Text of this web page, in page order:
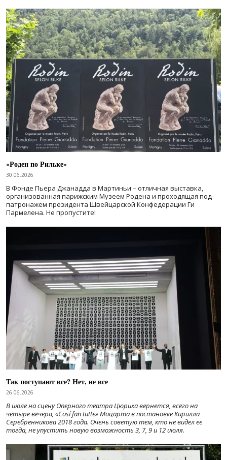
«Роден по Рильке»
30.06.2026
В Фонде Пьера Джанадда в Мартиньи – отличная выставка,
организованная парижским Музеем Родена и проходящая под
патронажем президента Швейцарской Конфедерации Ги
Пармелена. Не пропустите!
Так поступают все? Нет, не все
26.06.2026
В июле на сцену Оперного театра Цюриха вернется, всего на
четыре вечера, «Cosí fan tutte» Моцарта в постановке Кирилла
Серебренникова 2018 года. Очень советую тем, кто не видел ее
тогда, не упустить новую возможность 3, 7, 9 и 12 июля.